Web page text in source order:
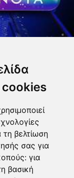
cookies
βελτίωση
σας για
για
βασική
2026
Services
|Δήλωση
Cookies